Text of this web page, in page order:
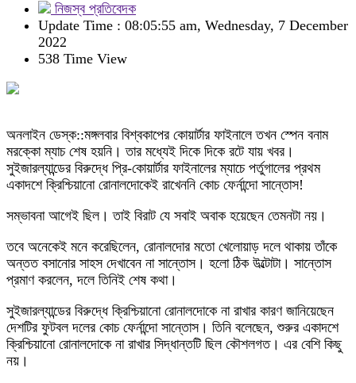
নিজস্ব প্রতিবেদক
Update Time : 08:05:55 am, Wednesday, 7 December
2022
538 Time View
অনলাইন ডেস্ক::মঙ্গলবার বিশ্বকাপের কোয়ার্টার ফাইনালে তখন স্পেন বনাম
মরক্কো ম্যাচ শেষ হয়নি। তার মধ্যেই দিকে দিকে রটে যায় খবর।
সুইজারল্যান্ডের বিরুদ্ধে প্রি-কোয়ার্টার ফাইনালের ম্যাচে পর্তুগালের প্রথম
একাদশে ক্রিশ্চিয়ানো রোনালদোকেই রাখেননি কোচ ফের্নান্দো সান্তোস!
সম্ভাবনা আগেই ছিল। তাই বিরাট যে সবাই অবাক হয়েছেন তেমনটা নয়।
তবে অনেকেই মনে করেছিলেন, রোনালদোর মতো খেলোয়াড় দলে থাকায় তাঁকে
অন্তত বসানোর সাহস দেখাবেন না সান্তোস। হলো ঠিক উল্টোটা। সান্তোস
প্রমাণ করলেন, দলে তিনিই শেষ কথা।
সুইজারল্যান্ডের বিরুদ্ধে ক্রিশ্চিয়ানো রোনালদোকে না রাখার কারণ জানিয়েছেন
দেশটির ফুটবল দলের কোচ ফের্নান্দো সান্তোস। তিনি বলেছেন, শুরুর একাদশে
ক্রিশ্চিয়ানো রোনালদোকে না রাখার সিদ্ধান্তটি ছিল কৌশলগত। এর বেশি কিছু
নয়।